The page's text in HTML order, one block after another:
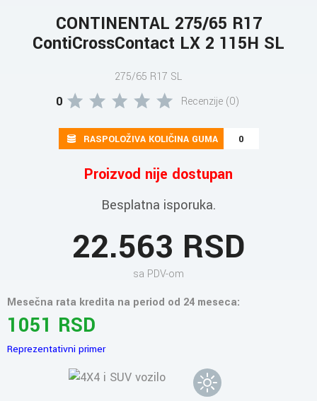
CONTINENTAL 275/65 R17
ContiCrossContact LX 2 115H SL
275/65 R17 SL
0 Recenzije (0)
RASPOLOŽIVA KOLIČINA GUMA 0
Proizvod nije dostupan
Besplatna isporuka.
22.563 RSD
sa PDV-om
Mesečna rata kredita na period od 24 meseca:
1051 RSD
Reprezentativni primer